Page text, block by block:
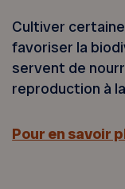
Cultiver
favoriser la
servent de
reproduction à
Pour en savoir